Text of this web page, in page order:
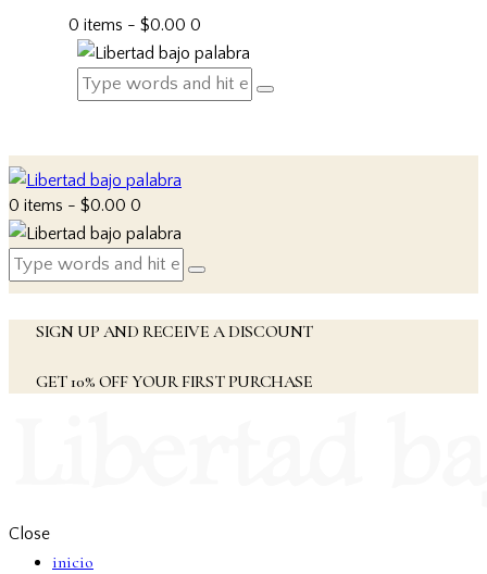
0 items - $0.00 0
0 items - $0.00 0
SIGN UP AND RECEIVE A DISCOUNT
GET 10% OFF YOUR FIRST PURCHASE
Close
inicio